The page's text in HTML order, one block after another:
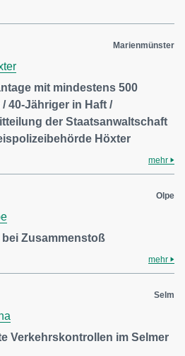
Marienmünster
mit mindestens 500
40-Jähriger in Haft /
der Staatsanwaltschaft
Höxter
mehr
Olpe
bei Zusammenstoß
mehr
Selm
Verkehrskontrollen im Selmer